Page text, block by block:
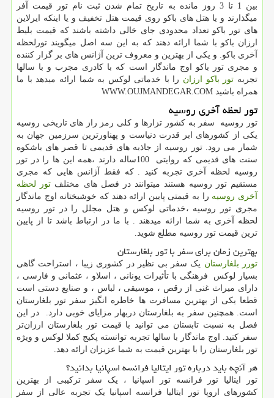
بین 1 تا 3 روز مانده به تاریخ تمام شدن ثبت نام تور قیمت آفر
میگذارند و یا هتل های باکو روی قیمت هتل تخفیف و یا اینکه ایرلاین
های تور باکو تعداد محدودی جای خالی داشته باشند که قیمت بلیط
ارزان باکو با شما ارائه دهند که به این سه اصل میگویند تورلحظه
آخری باکو. و یکی از بهترین و معروف ترین آژانس های بر گزار کننده
و مجری تور باکو اوج ماندگار است که با کادری مجرب و با سالها
تجربه تور باکو ارزان را با خدماتی لوکس به شما ارائه میدهد با ما
همراه باشید WWW.OUJMANDEGAR.COM
تور لحظه آخری روسیه
تور روسیه سفر به کشور تزارها و کلی رمز راز های تاریخی روسیه
یکی از کشورهای ابر قدرت دنیاست و پهناورترین سرزمین جهان به
شمار می رود. تور روسیه از جاذبه های قدیمی تا قصر های باشکوه
سنت های قدیمی که روایتی
100ساله دارند ،همه این ها را در تور
روسیه لحظه آخری تجربه کنید . که فقط آژانس هایی که مجری
مستقیم تور روسیه هستند میتوانند در فصل های مختلف تور لحظه
آخری روسیه را به قیمتی پایین ارائه دهند که خوشبختانه اوج ماندگار
مجری تور روسیه ،خدماتی لوکس و هتل مجلل را در تور روسیه
لحظه آخری به شما ارائه میدهند . با ما در ارتباط باشد تا از پایین
ترین قیمت تور روسیه مطلع شوید.
بهترین زمان برای سفر با تور بلغارستان
تورر بلغارستان یک سفر بی نظیر در کشوری زیبا ، استراحت گاهی
بسیار لوکس فرهنگی با تأثیرات یونانی ، اسلاو ، عثمانی و فارسی ،
دارای میراث غنی از رقص ، موسیقی ، لباس ، و صنایع دستی است
قطعا یکی از بهترین مسافرت ها خاطره انگیز سفر تور بلغارستان
است. همچنین سفر به بلغارستان دربهار مزایای خوبی دارد. در این
فصل به نسبت تابستان می توانید با قیمت تور بلغارستان ارزان‌تر
سفر کنید. اوج ماندگار با سالها تجربه توانسته پکیج کملا لوکس و ویژه
تور بلغارستان را با بهترین قیمت به شما عزیزان ارائه دهد.
هر آنچه باید درباره تور ایتالیا فرانسه اسپانیا بدانید؟
تور ایتالیا تور فرانسه تور اسپانیا ، یک سفر ترکیبی از بهترین
کشورهای اروپا تور ایتالیا فرانسه اسپانیا یک تجربه عالی از سفر